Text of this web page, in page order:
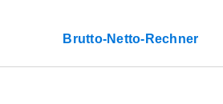
Brutto-Netto-Rechner